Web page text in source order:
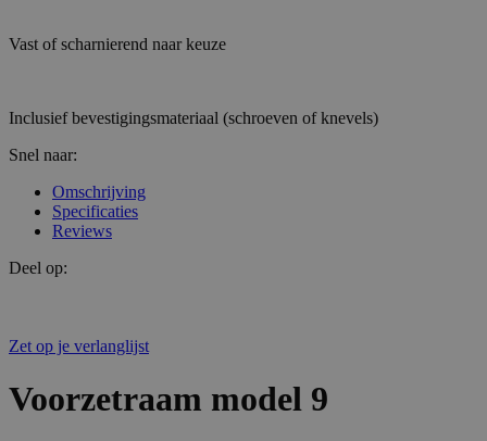
Vast of scharnierend naar keuze
Inclusief bevestigingsmateriaal (schroeven of knevels)
Snel naar:
Omschrijving
Specificaties
Reviews
Deel op:
Zet op je verlanglijst
Voorzetraam model 9